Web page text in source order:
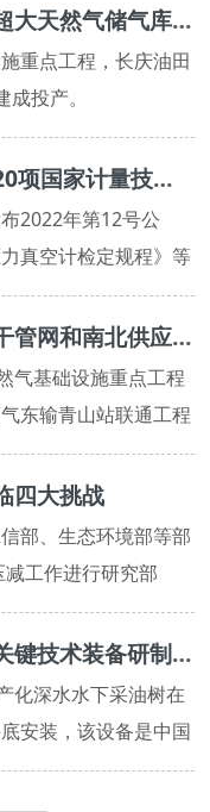
调峰保供，内蒙古超大天然气储气库建成投产
重点工程，长庆油田
投产。
市场监管总局发布20项国家计量技术规范
2022年第12号公
真空计检定规程》等
布实施。
我国天然气东西主干管网和南北供应要道全面联通
气基础设施重点工程
东输青山站联通工程
四大挑战
部、生态环境部等部
工作进行研究部
边地区、长三角地
我国深水油气开发关键技术装备研制获重要突破
化深水水下采油树在
安装，该设备是中国
生产系统工程化示范
我国深水油气开发关